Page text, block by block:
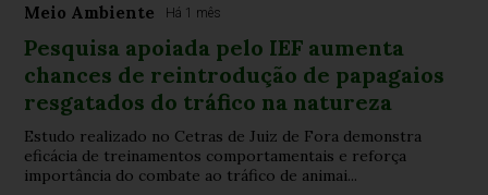
Meio Ambiente Há 1 mês
Pesquisa apoiada pelo IEF aumenta
chances de reintrodução de papagaios
resgatados do tráfico na natureza
Estudo realizado no Cetras de Juiz de Fora demonstra
eficácia de treinamentos comportamentais e reforça
importância do combate ao tráfico de animai...